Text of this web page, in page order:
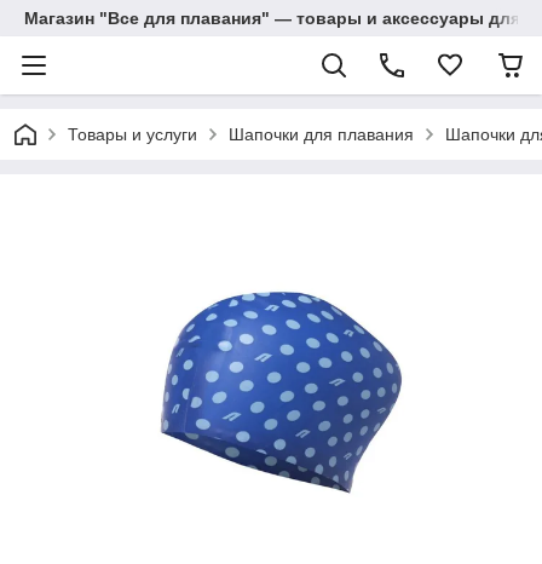
Магазин "Все для плавания" — товары и аксессуары для
Товары и услуги Шапочки для плавания Шапочки